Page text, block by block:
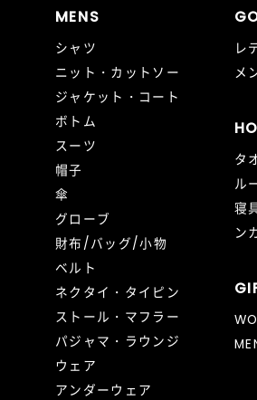
MENS
シャツ
ニット・カットソー
ジャケット・コート
ボトム
スーツ
帽子
傘
グローブ
財布/バッグ/小物
ベルト
ネクタイ・タイピン
ストール・マフラー
パジャマ・ラウンジ
ウェア
アンダーウェア
レ
メ
タ
ル
寝
ン